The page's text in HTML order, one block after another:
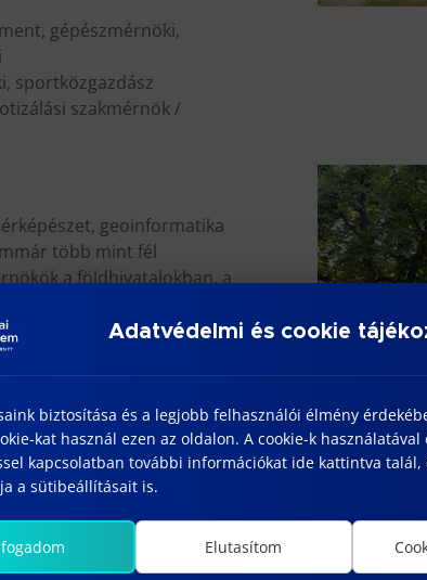
gépészmérnöki,
sportközgazdász
szakmérnök /
geoinformatika
több mint fél
a földhivatalokban, a
a beruházások kitűzési és
A munka mellett tanulni
valamint a szakirányú
szakmérnök /
szakmérnök /
/ szakember
Adatvédelmi és cookie
biztosítása és a legjobb felhasználói élmény
kat használ ezen az oldalon. A cookie-k használatával
kapcsolatban további információkat ide kattintva talál,
a sütibeállításait is.
Elutasítom